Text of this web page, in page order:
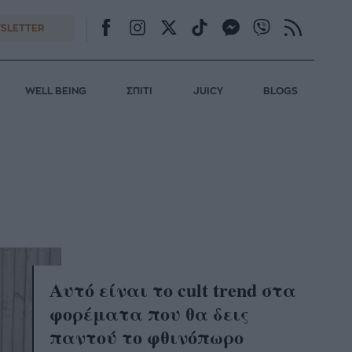
WELL BEING ΣΠΙΤΙ JUICY BLOGS
Aυτό είναι το cult trend στα
φορέματα που θα δεις
παντού το φθινόπωρο